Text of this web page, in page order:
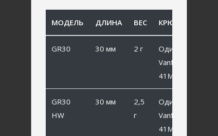
МОДЕЛЬ ДЛИНА ВЕС КРЮЧОК
GR30 30 мм 2 г
Одинарный
Vanfook SP-
41MB #8
GR30
HW
30 мм
2,5
г
Одинарный
Vanfook SP-
41MB #8